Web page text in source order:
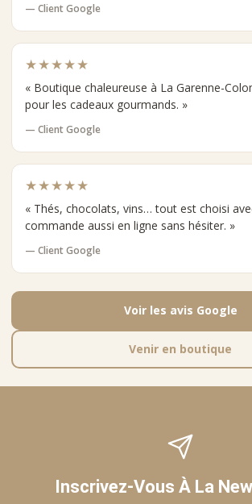
— Client Google
★★★★★
« Boutique chaleureuse à La Garenne-
pour les cadeaux gourmands. »
— Client Google
★★★★★
« Thés, chocolats, vins… tout est choisi
commande aussi en ligne sans hésiter. »
— Client Google
Voir les avis Google
Venir en boutique
Inscrivez-Vous À La